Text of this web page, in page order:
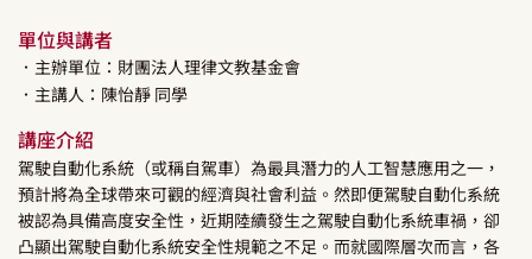
單位與講者
．主辦單位：財團法人理律文教基金會
．主講人： 陳怡靜 同學
講座介紹
駕駛自動化系統（或稱自駕車）為最具潛力的人工智慧應用之一，
預計將為全球帶來可觀的經濟與社會利益。然即便駕駛自動化系統
被認為具備高度安全性，近期陸續發生之駕駛自動化系統車禍，卻
凸顯出駕駛自動化系統安全性規範之不足。而就國際層次而言，各